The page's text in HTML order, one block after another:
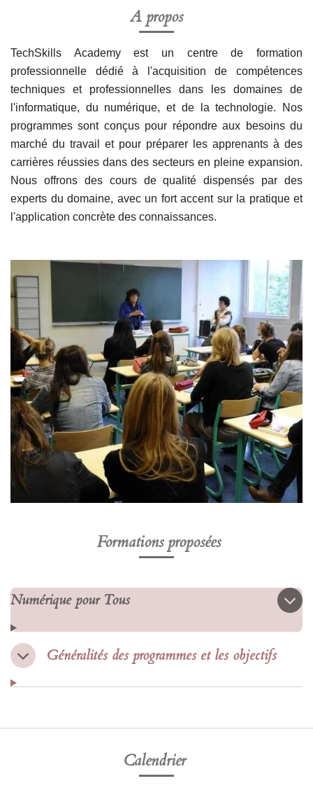
A propos
TechSkills Academy est un centre de formation
professionnelle dédié à l'acquisition de compétences
techniques et professionnelles dans les domaines de
l'informatique, du numérique, et de la technologie. Nos
programmes sont conçus pour répondre aux besoins du
marché du travail et pour préparer les apprenants à des
carrières réussies dans des secteurs en pleine expansion.
Nous offrons des cours de qualité dispensés par des
experts du domaine, avec un fort accent sur la pratique et
l'application concrète des connaissances.
Formations proposées
Numérique pour Tous
Généralités des programmes et les objectifs
Calendrier